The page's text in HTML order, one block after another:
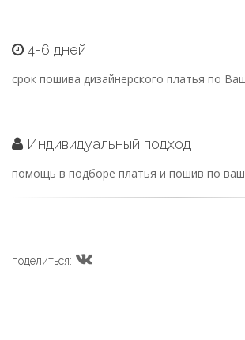
4-6 дней
срок пошива дизайнерского платья по
Индивидуальный подход
помощь в подборе платья и пошив по
поделиться: